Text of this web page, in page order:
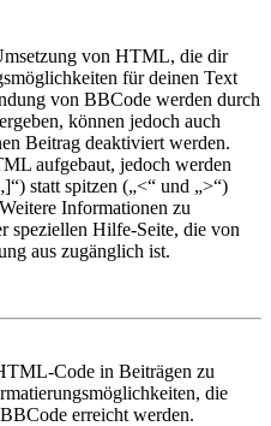
von HTML, die dir
für deinen Text
von BBCode werden durch
können jedoch auch
Beitrag deaktiviert werden.
aufgebaut, jedoch werden
statt spitzen („<“ und „>“)
Informationen zu
speziellen Hilfe-Seite, die von
aus zugänglich ist.
Code in Beiträgen zu
die
erreicht werden.